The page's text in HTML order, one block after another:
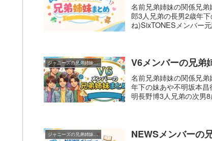
名前兄弟姉妹の関係兄
郎3人兄弟の長男2歳年
ね)SixTONESメンバー
ジャニーズの兄弟姉妹まとめ V6メンバーの兄弟
名前兄弟姉妹の関係兄
年下の妹あや不明坂本
明長野博3人兄弟の次男
ジャニーズの兄弟姉妹まとめ NEWSメンバーの